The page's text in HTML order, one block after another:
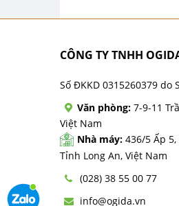
CÔNG TY TNHH
Số ĐKKD 0315260379 do
Văn phòng: 7-9-11
Việt Nam
Nhà máy: 436/5 Ấp
Tỉnh Long An, Việt Nam
(028) 38 55 00 77
info@ogida.vn